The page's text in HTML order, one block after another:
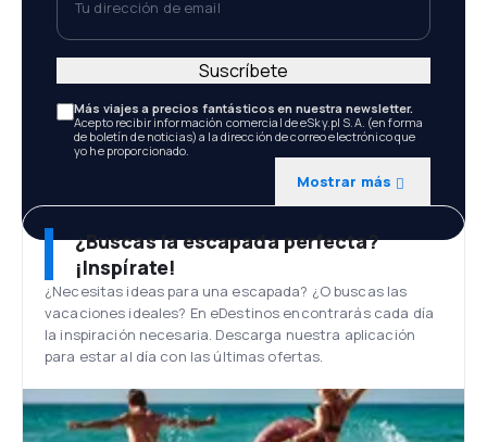
Más viajes a precios fantásticos en nuestra newsletter.
Acepto recibir información comercial de eSky.pl S.A. (en forma
de boletín de noticias) a la dirección de correo electrónico que
yo he proporcionado.
Mostrar más
Suscríbete
¿Buscas la escapada perfecta?
¡Inspírate!
¿Necesitas ideas para una escapada? ¿O buscas las
vacaciones ideales? En eDestinos encontrarás cada día
la inspiración necesaria. Descarga nuestra aplicación
para estar al día con las últimas ofertas.